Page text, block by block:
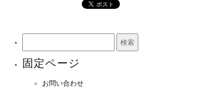
固定ページ
お問い合わせ